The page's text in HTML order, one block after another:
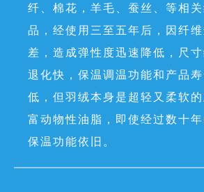
纤、棉花，羊毛、蚕丝、等相
品，经使用三至五年后，因纤
差，造成弹性度迅速降低，尺
退化快，保温调温功能和产品
低，但羽绒本身是超轻又柔软
富动物性油脂，即使经过数十年
保温功能依旧。